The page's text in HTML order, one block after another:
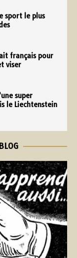
sport le plus
français pour
viser
super
le Liechtenstein